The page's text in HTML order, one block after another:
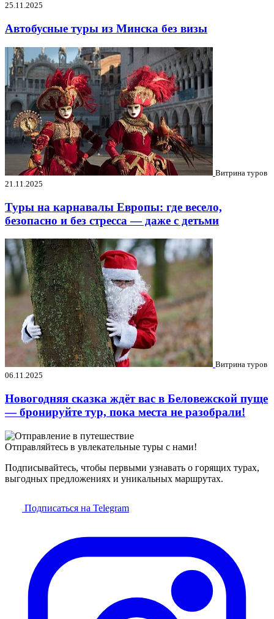
25.11.2025
Автобусные туры из Минска без визы
Витрина туров
21.11.2025
Туры на карнавалы Европы: где весело,
безопасно и без стресса — даже с детьми
Витрина туров
06.11.2025
Новогодняя сказка ждёт вас в Беловежской пуще
— бронируйте тур, пока места не разобрали!
Отправляйтесь в увлекательные туры с нами!
Подписывайтесь, чтобы первыми узнавать о горящих турах,
выгодных предложениях и уникальных маршрутах.
Подписаться на Telegram